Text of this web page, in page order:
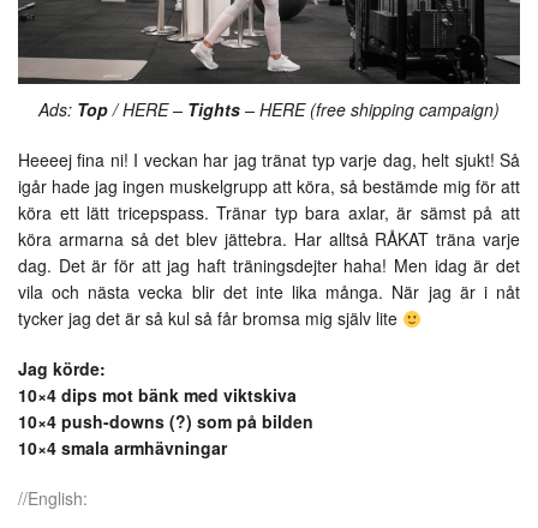
Ads: Top/ HERE – Tights – HERE (free shipping campaign)
Heeeej fina ni! I veckan har jag tränat typ varje dag, helt sjukt! Så
igår hade jag ingen muskelgrupp att köra, så bestämde mig för att
köra ett lätt tricepspass. Tränar typ bara axlar, är sämst på att
köra armarna så det blev jättebra. Har alltså RÅKAT träna varje
dag. Det är för att jag haft träningsdejter haha! Men idag är det
vila och nästa vecka blir det inte lika många. När jag är i nåt
tycker jag det är så kul så får bromsa mig själv lite
Jag körde:
10×4 dips mot bänk med viktskiva
10×4 push-downs (?) som på bilden
10×4 smala armhävningar
//English: